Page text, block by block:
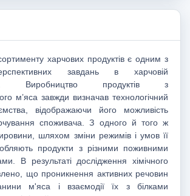
харчових продуктів є одним з
завдань в харчовій
Виробництво продуктів з
м’яса завжди визначав технологічний
відображаючи його можливість
споживача. З одного й того ж
шляхом зміни режимів і умов її
продукти з різними поживними
В результаті дослідження хімічного
що проникнення активних речовин
м'яса і взаємодії їх з білками